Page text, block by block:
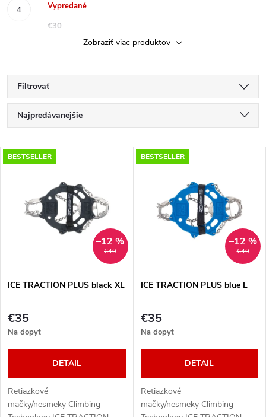
Vypredané
€30
Zobraziť viac produktov
Filtrovať
R
a
e
p
r
o
Najpredávanejšie
Najlacnejšie
Najdrahšie
Abecedne
V
s
p
r
d
BESTSELLER
€40
–12 %
ICE TRACTION PLUS black XL
€35
Na dopyt
DETAIL
Retiazkové
mačky/nesmeky Climbing
BESTSELLER
€40
–12 %
ICE TRACTION PLUS blue L
€35
Na dopyt
DETAIL
Retiazkové
mačky/nesmeky Climbing